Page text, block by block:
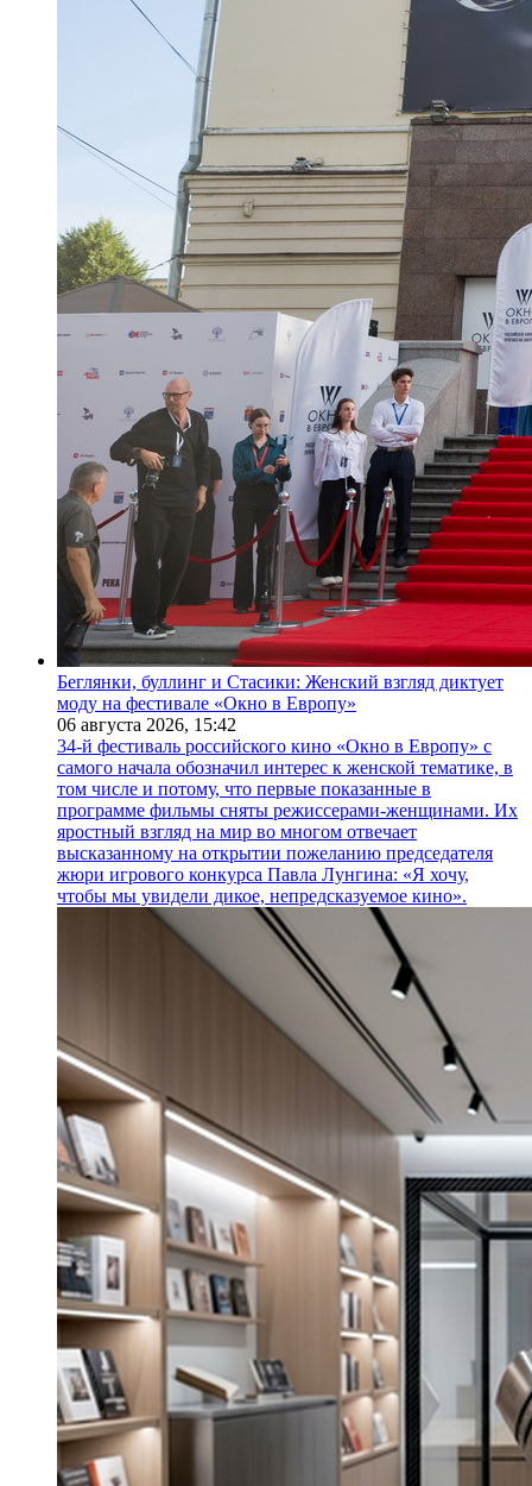
Беглянки, буллинг и Стасики: Женский взгляд диктует
моду на фестивале «Окно в Европу»
06 августа 2026, 15:42
34-й фестиваль российского кино «Окно в Европу» с
самого начала обозначил интерес к женской тематике, в
том числе и потому, что первые показанные в
программе фильмы сняты режиссерами-женщинами. Их
яростный взгляд на мир во многом отвечает
высказанному на открытии пожеланию председателя
жюри игрового конкурса Павла Лунгина: «Я хочу,
чтобы мы увидели дикое, непредсказуемое кино».